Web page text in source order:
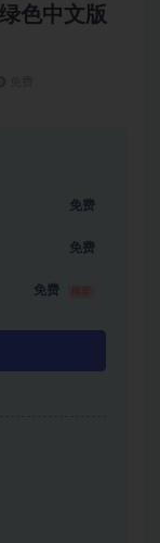
色中文版
免费
免费
免费